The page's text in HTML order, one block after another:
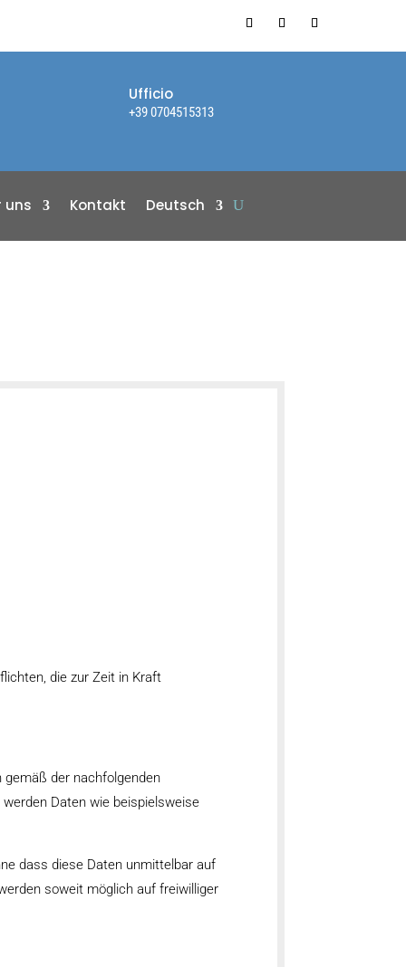
Ufficio
+39 0704515313
uns Kontakt Deutsch
die zur Zeit in Kraft
gemäß der nachfolgenden
Daten wie beispielsweise
dass diese Daten unmittelbar auf
soweit möglich auf freiwilliger